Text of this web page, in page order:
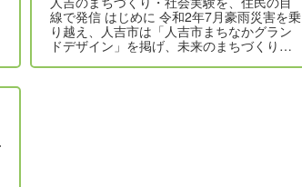
線で発信 はじめに 令和2年7月豪雨災害を乗
り越え、人吉市は「人吉市まちなかグラン
ドデザイン」を掲げ、未来のまちづくり…